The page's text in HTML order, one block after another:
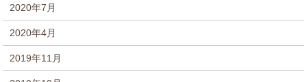
2020年7月
2020年4月
2019年11月